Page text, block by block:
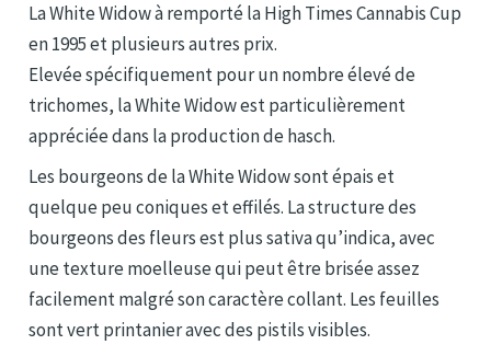
La White Widow à remporté la High Times Cannabis Cup
en 1995 et plusieurs autres prix.
Elevée spécifiquement pour un nombre élevé de
trichomes, la White Widow est particulièrement
appréciée dans la production de hasch.
Les bourgeons de la White Widow sont épais et
quelque peu coniques et effilés. La structure des
bourgeons des fleurs est plus sativa qu’indica, avec
une texture moelleuse qui peut être brisée assez
facilement malgré son caractère collant. Les feuilles
sont vert printanier avec des pistils visibles.